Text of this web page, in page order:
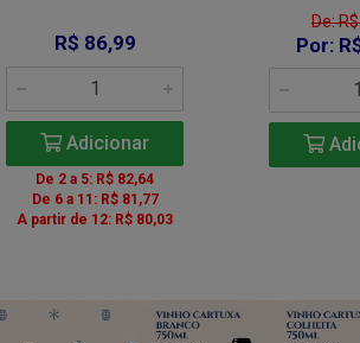
R$ 86,99
Adicionar
De 2 a 5: R$ 82,64
De 6 a 11: R$ 81,77
A partir de 12: R$ 80,03
De:
Por: